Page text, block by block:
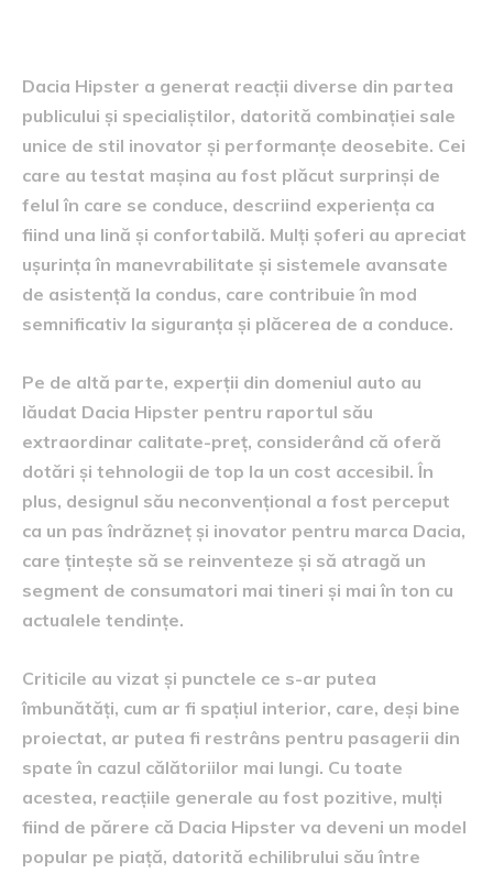
Dacia Hipster a generat reacții diverse din partea
publicului și specialiștilor, datorită combinației sale
unice de stil inovator și performanțe deosebite. Cei
care au testat mașina au fost plăcut surprinși de
felul în care se conduce, descriind experiența ca
fiind una lină și confortabilă. Mulți șoferi au apreciat
ușurința în manevrabilitate și sistemele avansate
de asistență la condus, care contribuie în mod
semnificativ la siguranța și plăcerea de a conduce.
Pe de altă parte, experții din domeniul auto au
lăudat Dacia Hipster pentru raportul său
extraordinar calitate-preț, considerând că oferă
dotări și tehnologii de top la un cost accesibil. În
plus, designul său neconvențional a fost perceput
ca un pas îndrăzneț și inovator pentru marca Dacia,
care țintește să se reinventeze și să atragă un
segment de consumatori mai tineri și mai în ton cu
actualele tendințe.
Criticile au vizat și punctele ce s-ar putea
îmbunătăți, cum ar fi spațiul interior, care, deși bine
proiectat, ar putea fi restrâns pentru pasagerii din
spate în cazul călătoriilor mai lungi. Cu toate
acestea, reacțiile generale au fost pozitive, mulți
fiind de părere că Dacia Hipster va deveni un model
popular pe piață, datorită echilibrului său între